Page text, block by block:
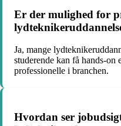
Er der mulighed for
Ja, mange
studerende kan få hands-
professionelle i branchen.
Hvordan ser